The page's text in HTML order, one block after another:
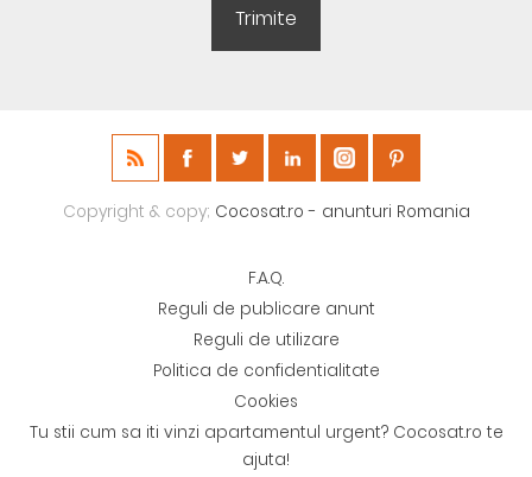
Copyright & copy; Cocosat.ro - anunturi Romania
F.A.Q.
Reguli de publicare anunt
Reguli de utilizare
Politica de confidentialitate
Cookies
Tu stii cum sa iti vinzi apartamentul urgent? Cocosat.ro te
ajuta!